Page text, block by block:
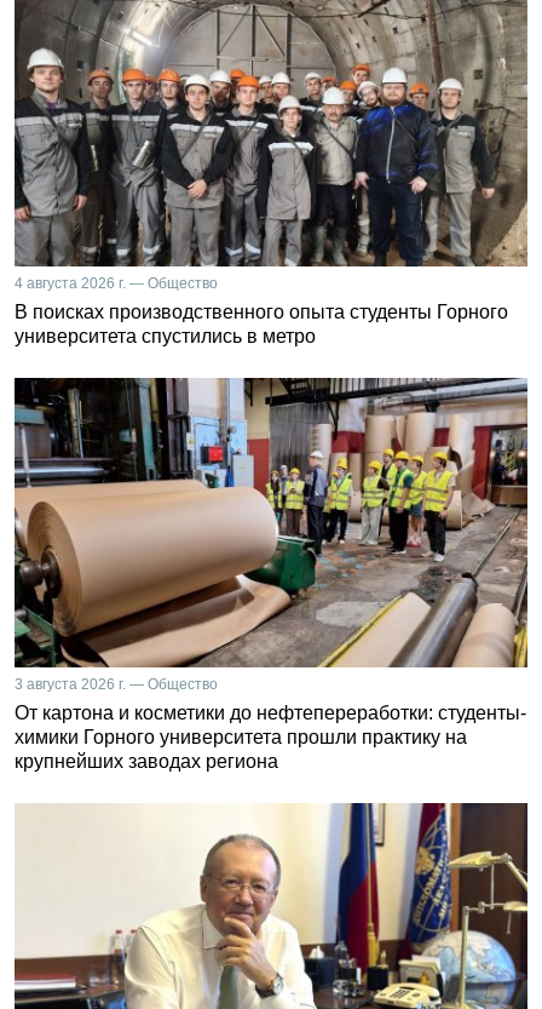
4 августа 2026 г. — Общество
В поисках производственного опыта студенты Горного
университета спустились в метро
3 августа 2026 г. — Общество
От картона и косметики до нефтепереработки: студенты-
химики Горного университета прошли практику на
крупнейших заводах региона